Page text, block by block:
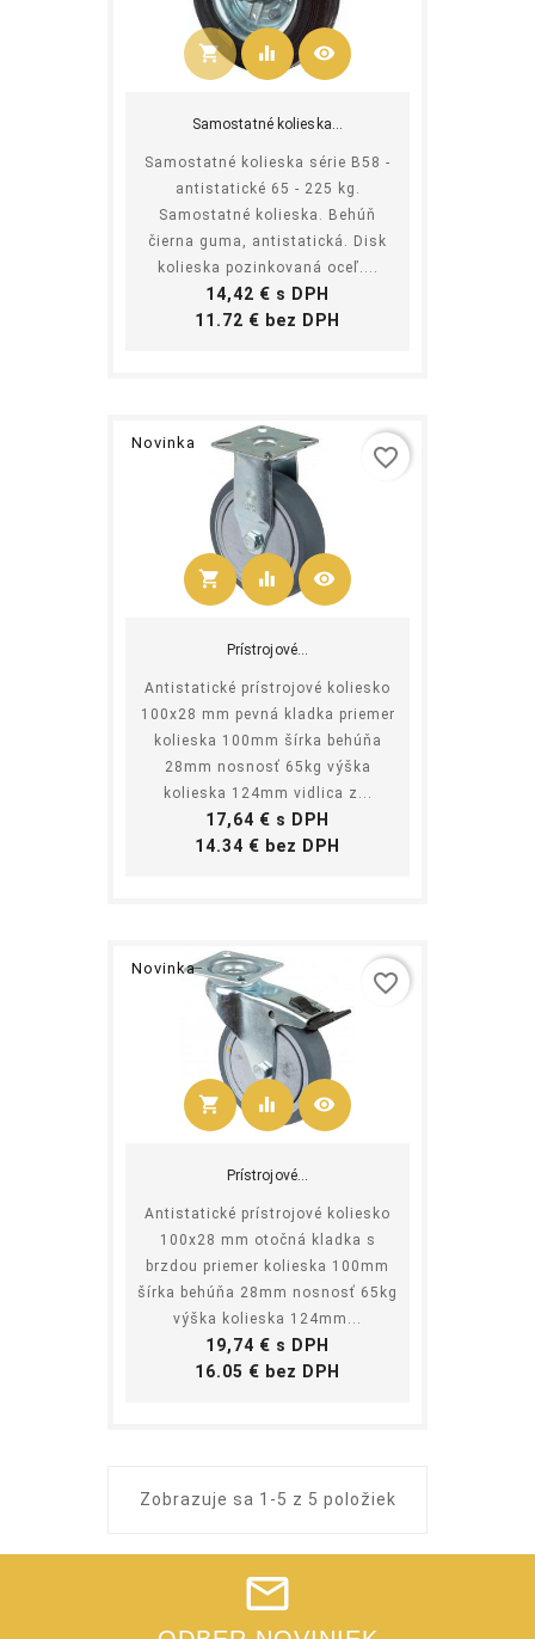
shopping_cart
Kúpiť
equalizer visibility
Samostatné kolieska...
Samostatné kolieska série B58 -
antistatické 65 - 225 kg.
Samostatné kolieska. Behúň
čierna guma, antistatická. Disk
kolieska pozinkovaná oceľ....
Cena
14,42 € s DPH
11.72 € bez DPH
Novinka
shopping_cart
Kúpiť
equalizer visibility
Prístrojové...
Antistatické prístrojové koliesko
100x28 mm pevná kladka priemer
kolieska 100mm šírka behúňa
28mm nosnosť 65kg výška
kolieska 124mm vidlica z...
Cena
17,64 € s DPH
14.34 € bez DPH
favorite_border
Novinka
shopping_cart
Kúpiť
equalizer visibility
Prístrojové...
Antistatické prístrojové koliesko
100x28 mm otočná kladka s
brzdou priemer kolieska 100mm
šírka behúňa 28mm nosnosť 65kg
výška kolieska 124mm...
Cena
19,74 € s DPH
16.05 € bez DPH
favorite_border
Zobrazuje sa 1-5 z 5 položiek